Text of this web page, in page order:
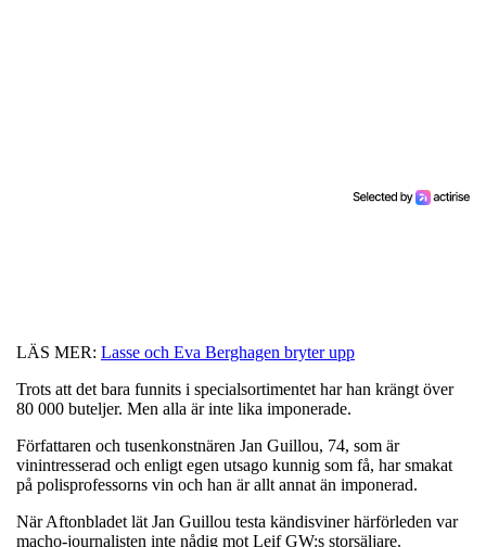
LÄS MER: Lasse och Eva Berghagen bryter upp
Trots att det bara funnits i specialsortimentet har han krängt över
80 000 buteljer. Men alla är inte lika imponerade.
Författaren och tusenkonstnären Jan Guillou, 74, som är
vinintresserad och enligt egen utsago kunnig som få, har smakat
på polisprofessorns vin och han är allt annat än imponerad.
När Aftonbladet lät Jan Guillou testa kändisviner härförleden var
macho-journalisten inte nådig mot Leif GW:s storsäljare.